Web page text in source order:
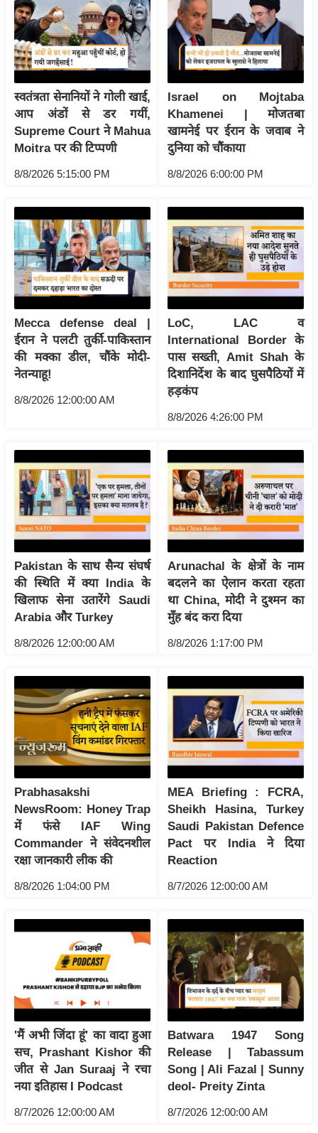
मि
सा
ल
बे
मि
सा
ल
त
यं
ग
इं
डि
या
सा
हि
त्य
ज
ऑ
टो
व
र्ल्ड
न्यू
ज
ब्री
फ
म
नो
रं
ज
ग
त
बॉ
ली
वु
ड
हॉ
ली
ड
ल्म
क्षा
B
r
e
a
k
n
स्वतंत्रता सेनानियों ने गोली खाई,
आप अंडों से डर गयीं,
Supreme Court ने Mahua
Moitra पर की टिप्पणी
8/8/2026 5:15:00 PM
Israel on Mojtaba
Khamenei | मोजतबा
खामनेई पर ईरान के जवाब ने
दुनिया को चौंकाया
8/8/2026 6:00:00 PM
Mecca defense deal |
ईरान ने पलटी तुर्की-पाकिस्तान
की मक्का डील, चौंके मोदी-
नेतन्याहू!
8/8/2026 12:00:00 AM
LoC, LAC व
International Border के
पास सख्ती, Amit Shah के
दिशानिर्देश के बाद घुसपैठियों में
हड़कंप
8/8/2026 4:26:00 PM
Pakistan के साथ सैन्य संघर्ष
की स्थिति में क्या India के
खिलाफ सेना उतारेंगे Saudi
Arabia और Turkey
8/8/2026 12:00:00 AM
Arunachal के क्षेत्रों के नाम
बदलने का ऐलान करता रहता
था China, मोदी ने दुश्मन का
मुँह बंद करा दिया
8/8/2026 1:17:00 PM
Prabhasakshi
NewsRoom: Honey Trap
में फंसे IAF Wing
Commander ने संवेदनशील
रक्षा जानकारी लीक की
8/8/2026 1:04:00 PM
MEA Briefing : FCRA,
Sheikh Hasina, Turkey
Saudi Pakistan Defence
Pact पर India ने दिया
Reaction
8/7/2026 12:00:00 AM
'मैं अभी जिंदा हूं' का वादा हुआ
सच, Prashant Kishor की
जीत से Jan Suraaj ने रचा
नया इतिहास I Podcast
8/7/2026 12:00:00 AM
Batwara 1947 Song
Release | Tabassum
Song | Ali Fazal | Sunny
deol- Preity Zinta
8/7/2026 12:00:00 AM